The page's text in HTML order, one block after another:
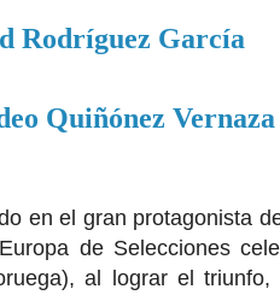
Rodríguez García
Quiñónez Vernaza
en el gran protagonista
de Selecciones
, al lograr el triunfo,